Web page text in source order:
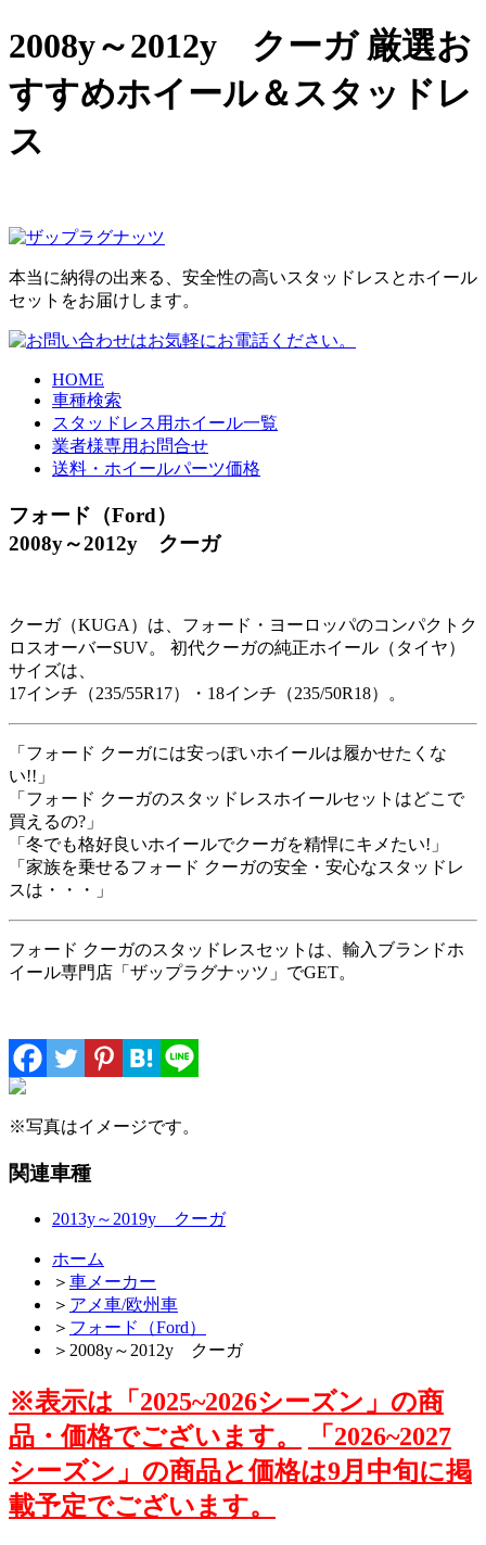
2008y～2012y クーガ 厳選お
すすめホイール＆スタッドレ
ス
本当に納得の出来る、安全性の高いスタッドレスとホイール
セットをお届けします。
HOME
車種検索
スタッドレス用ホイール一覧
業者様専用お問合せ
送料・ホイールパーツ価格
フォード（Ford）
2008y～2012y クーガ
クーガ（KUGA）は、フォード・ヨーロッパのコンパクトク
ロスオーバーSUV。 初代クーガの純正ホイール（タイヤ）
サイズは、
17インチ（235/55R17）・18インチ（235/50R18）。
「フォード クーガには安っぽいホイールは履かせたくな
い!!」
「フォード クーガのスタッドレスホイールセットはどこで
買えるの?」
「冬でも格好良いホイールでクーガを精悍にキメたい!」
「家族を乗せるフォード クーガの安全・安心なスタッドレ
スは・・・」
フォード クーガのスタッドレスセットは、輸入ブランドホ
イール専門店「ザップラグナッツ」でGET。
※写真はイメージです。
関連車種
2013y～2019y クーガ
ホーム
＞ 車メーカー
＞ アメ車/欧州車
＞ フォード（Ford）
＞ 2008y～2012y クーガ
※表示は「2025~2026シーズン」の商
品・価格でございます。
「2026~2027
シーズン」の商品と価格は9月中旬に掲
載予定でございます。